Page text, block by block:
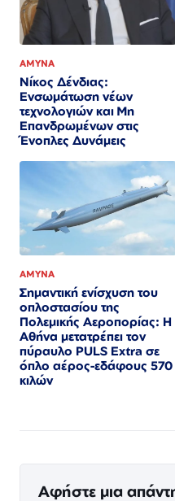
ΑΜΥΝΑ
Νίκος Δένδιας:
Ενσωμάτωση νέων
τεχνολογιών και Μη
Επανδρωμένων στις
Ένοπλες Δυνάμεις​​​​​​​​​​​​​​​​​​​​​​​​​​​​​​​​​​​​​​​​​​​​​​​​​​
ΑΜΥΝΑ
Σημαντική ενίσχυση του
οπλοστασίου της
Πολεμικής Αεροπορίας: Η
Αθήνα μετατρέπει τον
πύραυλο PULS Extra σε
όπλο αέρος-εδάφους 570
κιλών
Αφήστε μια